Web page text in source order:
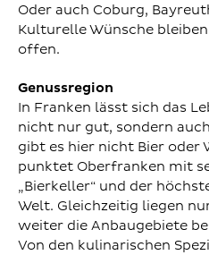
Oder auch Coburg,
Kulturelle Wünsche
offen.
Genussregion
In Franken lässt sich das
nicht nur gut, sondern
gibt es hier nicht Bier oder
punktet Oberfranken mit
„Bierkeller“ und der
Welt. Gleichzeitig liegen
weiter die Anbaugebiete
Von den kulinarischen